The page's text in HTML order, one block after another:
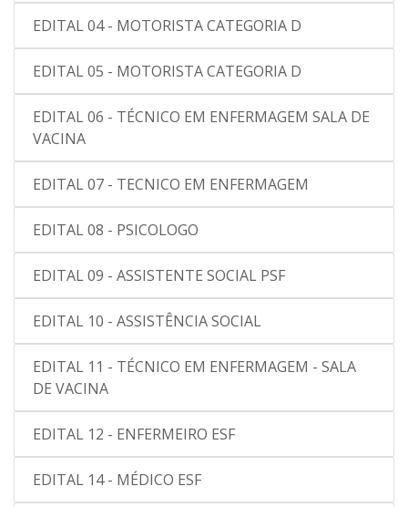
EDITAL 04 - MOTORISTA CATEGORIA D
EDITAL 05 - MOTORISTA CATEGORIA D
EDITAL 06 - TÉCNICO EM ENFERMAGEM SALA DE
VACINA
EDITAL 07 - TECNICO EM ENFERMAGEM
EDITAL 08 - PSICOLOGO
EDITAL 09 - ASSISTENTE SOCIAL PSF
EDITAL 10 - ASSISTÊNCIA SOCIAL
EDITAL 11 - TÉCNICO EM ENFERMAGEM - SALA
DE VACINA
EDITAL 12 - ENFERMEIRO ESF
EDITAL 14 - MÉDICO ESF